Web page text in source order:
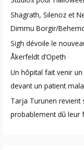
o
r
:
Shagrath, Silenoz et
Dimmu Borgir/
Sigh dévoile le
Åkerfeldt d’Opeth
Un hôpital fait venir
devant un patient
Tarja Turunen revient
probablement dû leur